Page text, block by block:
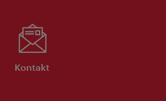
Kontakt